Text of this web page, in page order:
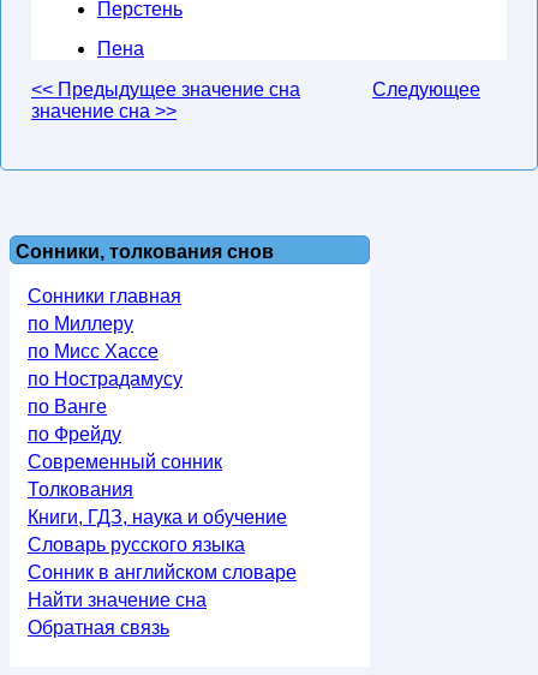
Перстень
Пена
<< Предыдущее значение сна
Следующее
значение сна >>
Сонники, толкования снов
Сонники главная
по Миллеру
по Мисс Хассе
по Нострадамусу
по Ванге
по Фрейду
Современный сонник
Толкования
Книги, ГДЗ, наука и обучение
Словарь русского языка
Сонник в английском словаре
Найти значение сна
Обратная связь